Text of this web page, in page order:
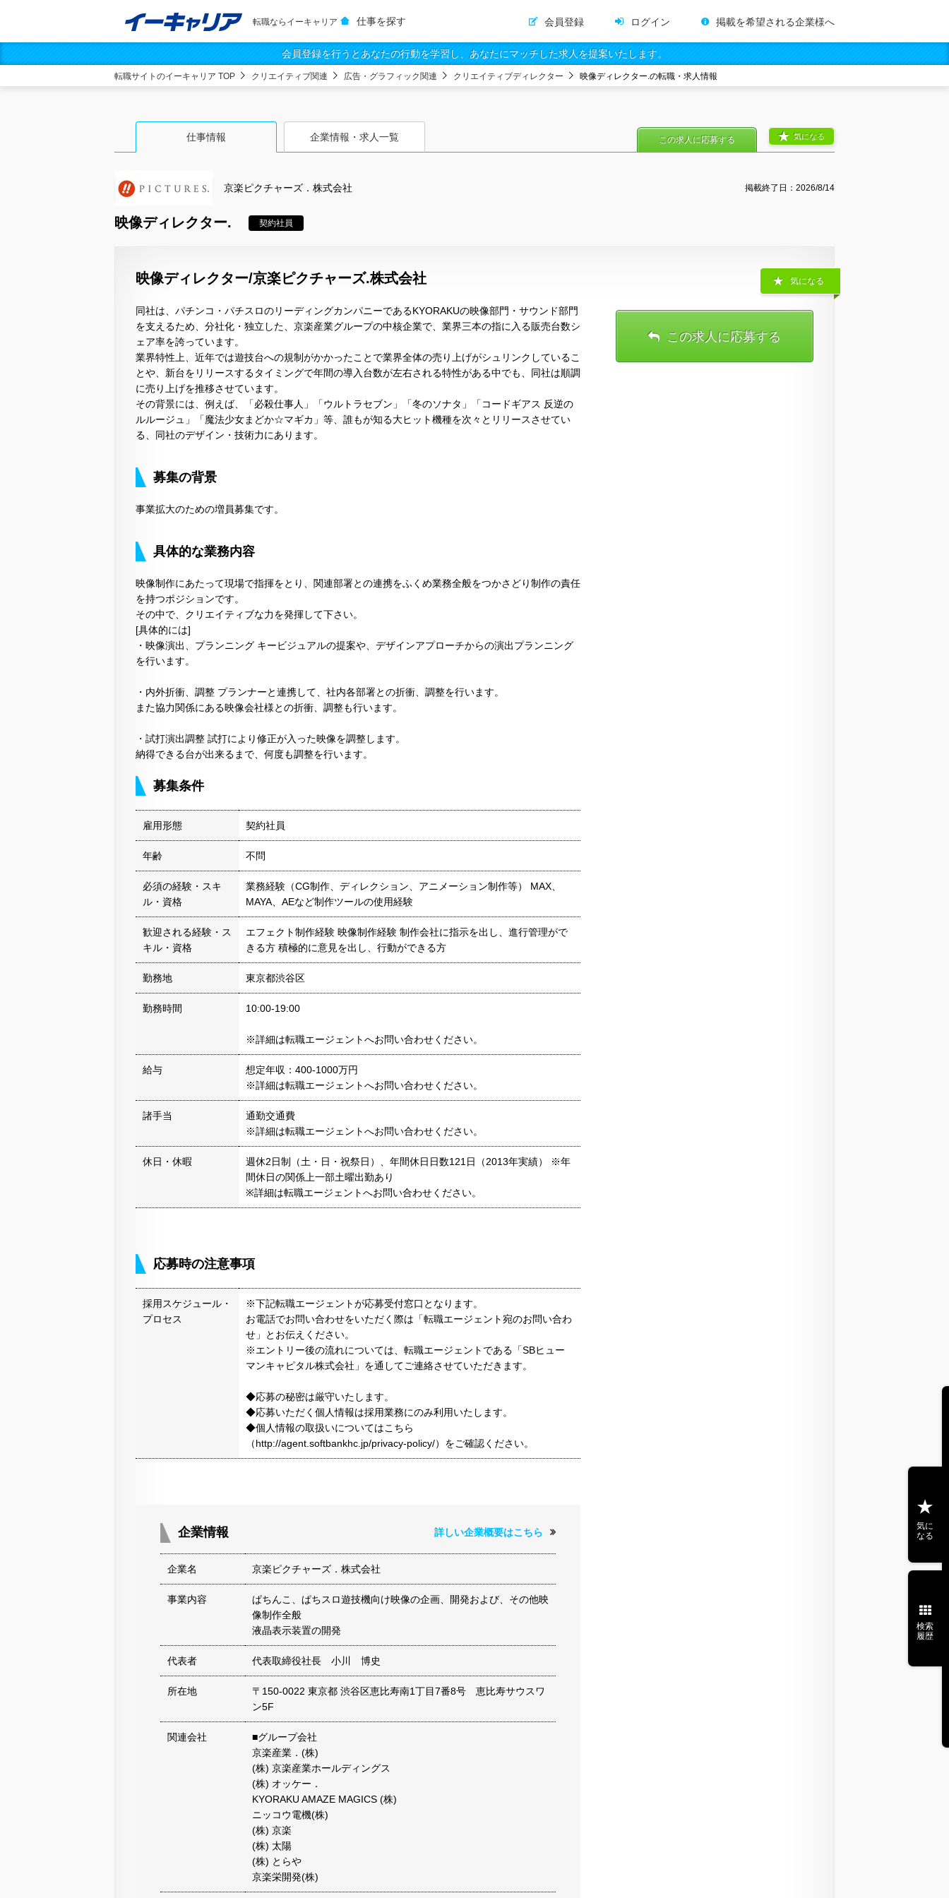
転職ならイーキャリア 仕事を探す 会員登録 ログイン 掲載を希望される企業様へ
会員登録を行うとあなたの行動を学習し、あなたにマッチした求人を提案いたします。
転職サイトのイーキャリア TOP クリエイティブ関連 広告・グラフィック関連 クリエイティブディレクター 映像ディレクター.の転職・求人情報
仕事情報 企業情報・求人一覧
京楽ピクチャーズ．株式会社 掲載終了日： 2026/8/14
映像ディレクター. 契約社員
気になる
この求人に応募する
映像ディレクター/京楽ピクチャーズ.株式会社
同社は、パチンコ・パチスロのリーディングカンパニーであるKYORAKUの映像部門・サウンド部門
を支えるため、分社化・独立した、京楽産業グループの中核企業で、業界三本の指に入る販売台数シ
ェア率を誇っています。
業界特性上、近年では遊技台への規制がかかったことで業界全体の売り上げがシュリンクしているこ
とや、新台をリリースするタイミングで年間の導入台数が左右される特性がある中でも、同社は順調
に売り上げを推移させています。
その背景には、例えば、「必殺仕事人」「ウルトラセブン」「冬のソナタ」「コードギアス 反逆の
ルルージュ」「魔法少女まどか☆マギカ」等、誰もが知る大ヒット機種を次々とリリースさせてい
る、同社のデザイン・技術力にあります。
募集の背景
事業拡大のための増員募集です。
具体的な業務内容
映像制作にあたって現場で指揮をとり、関連部署との連携をふくめ業務全般をつかさどり制作の責任
を持つポジションです。
その中で、クリエイティブな力を発揮して下さい。
[具体的には]
・映像演出、プランニング キービジュアルの提案や、デザインアプローチからの演出プランニング
を行います。
・内外折衝、調整 プランナーと連携して、社内各部署との折衝、調整を行います。
また協力関係にある映像会社様との折衝、調整も行います。
・試打演出調整 試打により修正が入った映像を調整します。
納得できる台が出来るまで、何度も調整を行います。
募集条件
雇用形態 契約社員
年齢 不問
必須の経験・スキ
ル・資格
業務経験（CG制作、ディレクション、アニメーション制作等） MAX、
MAYA、AEなど制作ツールの使用経験
歓迎される経験・ス
キル・資格
エフェクト制作経験 映像制作経験 制作会社に指示を出し、進行管理がで
きる方 積極的に意見を出し、行動ができる方
勤務地 東京都渋谷区
勤務時間 10:00-19:00
※詳細は転職エージェントへお問い合わせください。
給与
想定年収：400-1000万円
※詳細は転職エージェントへお問い合わせください。
諸手当
通勤交通費
※詳細は転職エージェントへお問い合わせください。
休日・休暇
週休2日制（土・日・祝祭日）、年間休日日数121日（2013年実績） ※年
間休日の関係上一部土曜出勤あり
※詳細は転職エージェントへお問い合わせください。
応募時の注意事項
採用スケジュール・
プロセス
※下記転職エージェントが応募受付窓口となります。
お電話でお問い合わせをいただく際は「転職エージェント宛のお問い合わ
せ」とお伝えください。
※エントリー後の流れについては、転職エージェントである「SBヒュー
マンキャピタル株式会社」を通してご連絡させていただきます。
◆応募の秘密は厳守いたします。
◆応募いただく個人情報は採用業務にのみ利用いたします。
◆個人情報の取扱いについてはこちら
（http://agent.softbankhc.jp/privacy-policy/）をご確認ください。
企業情報 詳しい企業概要はこちら
企業名 京楽ピクチャーズ．株式会社
事業内容
ぱちんこ、ぱちスロ遊技機向け映像の企画、開発および、その他映
像制作全般
液晶表示装置の開発
代表者 代表取締役社長 小川 博史
所在地
〒150-0022 東京都 渋谷区恵比寿南1丁目7番8号 恵比寿サウスワ
ン5F
関連会社
■グループ会社
京楽産業．(株)
(株) 京楽産業ホールディングス
(株) オッケー．
KYORAKU AMAZE MAGICS (株)
ニッコウ電機(株)
(株) 京楽
(株) 太陽
(株) とらや
京楽栄開発(株)
気になる
この求人に応募する
気に
なる
検索
履歴